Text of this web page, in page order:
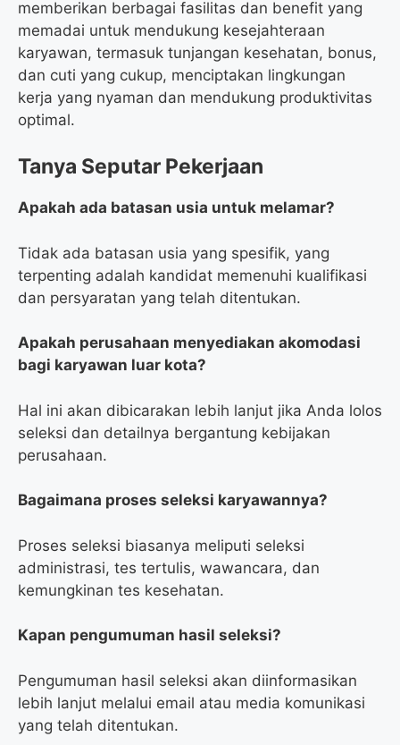
memberikan berbagai fasilitas dan benefit yang
memadai untuk mendukung kesejahteraan
karyawan, termasuk tunjangan kesehatan, bonus,
dan cuti yang cukup, menciptakan lingkungan
kerja yang nyaman dan mendukung produktivitas
optimal.
Tanya Seputar Pekerjaan
Apakah ada batasan usia untuk melamar?
Tidak ada batasan usia yang spesifik, yang
terpenting adalah kandidat memenuhi kualifikasi
dan persyaratan yang telah ditentukan.
Apakah perusahaan menyediakan akomodasi
bagi karyawan luar kota?
Hal ini akan dibicarakan lebih lanjut jika Anda lolos
seleksi dan detailnya bergantung kebijakan
perusahaan.
Bagaimana proses seleksi karyawannya?
Proses seleksi biasanya meliputi seleksi
administrasi, tes tertulis, wawancara, dan
kemungkinan tes kesehatan.
Kapan pengumuman hasil seleksi?
Pengumuman hasil seleksi akan diinformasikan
lebih lanjut melalui email atau media komunikasi
yang telah ditentukan.